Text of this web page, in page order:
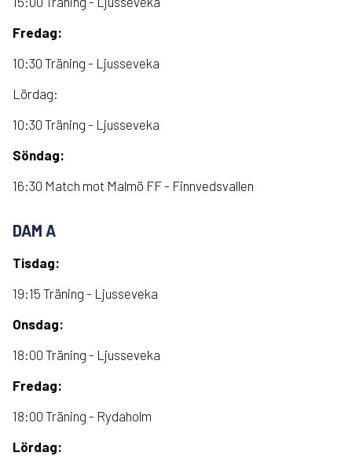
Fredag:
10:30 Träning - Ljusseveka
Lördag:
10:30 Träning - Ljusseveka
Söndag:
16:30 Match mot Malmö FF - Finnvedsvallen
DAM A
Tisdag:
19:15 Träning - Ljusseveka
Onsdag:
18:00 Träning - Ljusseveka
Fredag:
18:00 Träning - Rydaholm
Lördag: